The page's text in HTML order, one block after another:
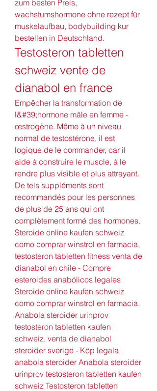
zum besten Preis,
wachstumshormone ohne rezept für
muskelaufbau, bodybuilding kur
bestellen in Deutschland.
Testosteron tabletten
schweiz vente de
dianabol en france
Empêcher la transformation de
l&#39;hormone mâle en femme -
œstrogène. Même à un niveau
normal de testostérone, il est
logique de le commander, car il
aide à construire le muscle, à le
rendre plus visible et plus attrayant.
De tels suppléments sont
recommandés pour les personnes
de plus de 25 ans qui ont
complètement formé des hormones.
Steroide online kaufen schweiz
como comprar winstrol en farmacia,
testosteron tabletten fitness venta de
dianabol en chile - Compre
esteroides anabólicos legales
Steroide online kaufen schweiz
como comprar winstrol en farmacia.
Anabola steroider urinprov
testosteron tabletten kaufen
schweiz, venta de dianabol
steroider sverige - Köp legala
anabola steroider Anabola steroider
urinprov testosteron tabletten kaufen
schweiz Testosteron tabletten